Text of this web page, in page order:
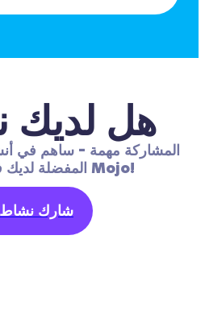
هل لديك
المفضلة لديك في ركن نشاط Mojo!
شارك نشاط